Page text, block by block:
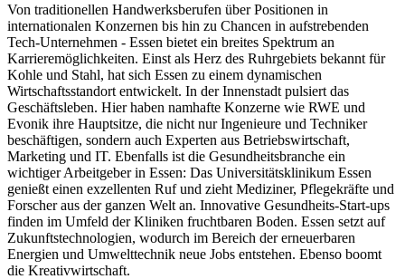
Von traditionellen Handwerksberufen über Positionen in
internationalen Konzernen bis hin zu Chancen in aufstrebenden
Tech-Unternehmen - Essen bietet ein breites Spektrum an
Karrieremöglichkeiten. Einst als Herz des Ruhrgebiets bekannt für
Kohle und Stahl, hat sich Essen zu einem dynamischen
Wirtschaftsstandort entwickelt. In der Innenstadt pulsiert das
Geschäftsleben. Hier haben namhafte Konzerne wie RWE und
Evonik ihre Hauptsitze, die nicht nur Ingenieure und Techniker
beschäftigen, sondern auch Experten aus Betriebswirtschaft,
Marketing und IT. Ebenfalls ist die Gesundheitsbranche ein
wichtiger Arbeitgeber in Essen: Das Universitätsklinikum Essen
genießt einen exzellenten Ruf und zieht Mediziner, Pflegekräfte und
Forscher aus der ganzen Welt an. Innovative Gesundheits-Start-ups
finden im Umfeld der Kliniken fruchtbaren Boden. Essen setzt auf
Zukunftstechnologien, wodurch im Bereich der erneuerbaren
Energien und Umwelttechnik neue Jobs entstehen. Ebenso boomt
die Kreativwirtschaft.